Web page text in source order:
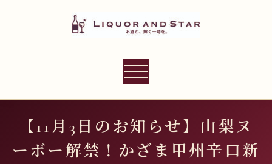
プ
LIQUOR AND STAR
ナ
ー
ョ
【11月3日のお知らせ】山梨ヌ
ーボー解禁！かざま甲州辛口新